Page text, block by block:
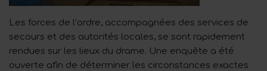
Les forces de l’ordre, accompagnées des services de
secours et des autorités locales, se sont rapidement
rendues sur les lieux du drame. Une enquête a été
ouverte afin de déterminer les circonstances exactes